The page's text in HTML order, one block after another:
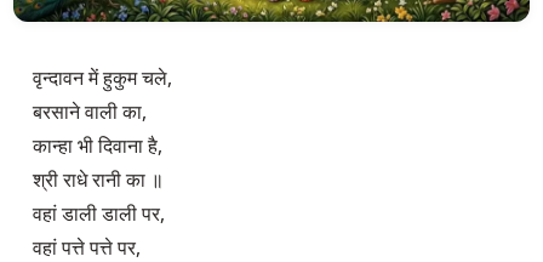
वृन्दावन में हुकुम चले,
बरसाने वाली का,
कान्हा भी दिवाना है,
श्री राधे रानी का ॥
वहां डाली डाली पर,
वहां पत्ते पत्ते पर,